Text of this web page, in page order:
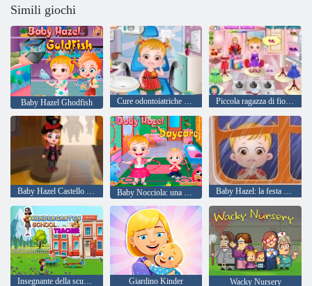
Simili giochi
Baby Hazel Ghodfish Cure odontoiatriche per bambini Piccola ragazza di fiori nocciola
Baby Hazel Castello di Halloween Baby Hazel: la festa del papà
Insegnante della scuola dell'infanzia Giardino Kinder Wacky Nursery